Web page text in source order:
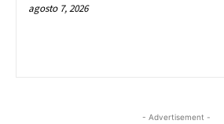
agosto 7, 2026
- Advertisement -